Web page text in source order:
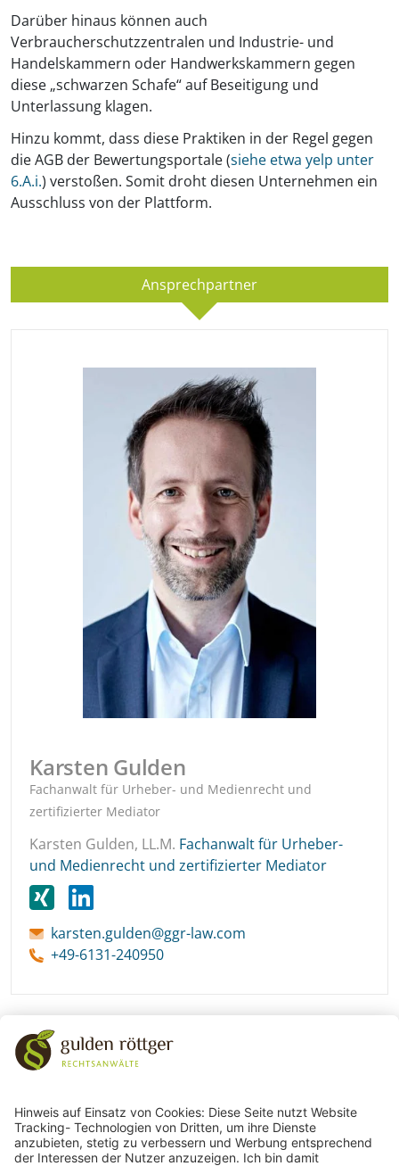
Darüber hinaus können auch
Verbraucherschutzzentralen und Industrie- und
Handelskammern oder Handwerkskammern gegen
diese „schwarzen Schafe“ auf Beseitigung und
Unterlassung klagen.
Hinzu kommt, dass diese Praktiken in der Regel gegen
die AGB der Bewertungsportale (siehe etwa yelp unter
6.A.i.) verstoßen. Somit droht diesen Unternehmen ein
Ausschluss von der Plattform.
Ansprechpartner
Karsten Gulden
Fachanwalt für Urheber- und Medienrecht und
zertifizierter Mediator
Karsten Gulden, LL.M. Fachanwalt für Urheber-
und Medienrecht und zertifizierter Mediator
karsten.gulden@ggr-law.com
+49-6131-240950
gulden röttger rechtsanwälte